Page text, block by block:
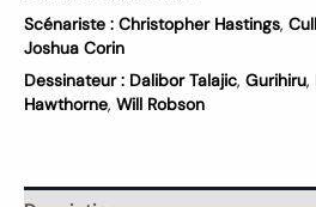
Scénariste : Christopher Hastings,
Joshua Corin
Dessinateur : Dalibor Talajic, Gurihiru,
Hawthorne, Will Robson